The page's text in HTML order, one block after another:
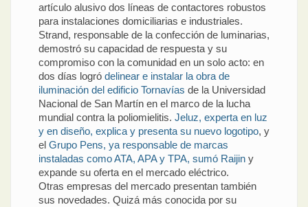
artículo alusivo dos líneas de contactores robustos
para instalaciones domiciliarias e industriales.
Strand, responsable de la confección de luminarias,
demostró su capacidad de respuesta y su
compromiso con la comunidad en un solo acto: en
dos días logró delinear e instalar la obra de
iluminación del edificio Tornavías de la Universidad
Nacional de San Martín en el marco de la lucha
mundial contra la poliomielitis. Jeluz, experta en luz
y en diseño, explica y presenta su nuevo logotipo, y
el Grupo Pens, ya responsable de marcas
instaladas como ATA, APA y TPA, sumó Raijin y
expande su oferta en el mercado eléctrico.
Otras empresas del mercado presentan también
sus novedades. Quizá más conocida por su